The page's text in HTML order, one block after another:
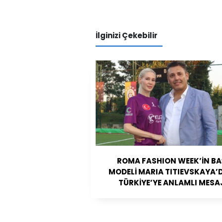
İlginizi Çekebilir
ROMA FASHION WEEK’İN
MODELİ MARIA
TÜRKİYE’YE ANLAMLI